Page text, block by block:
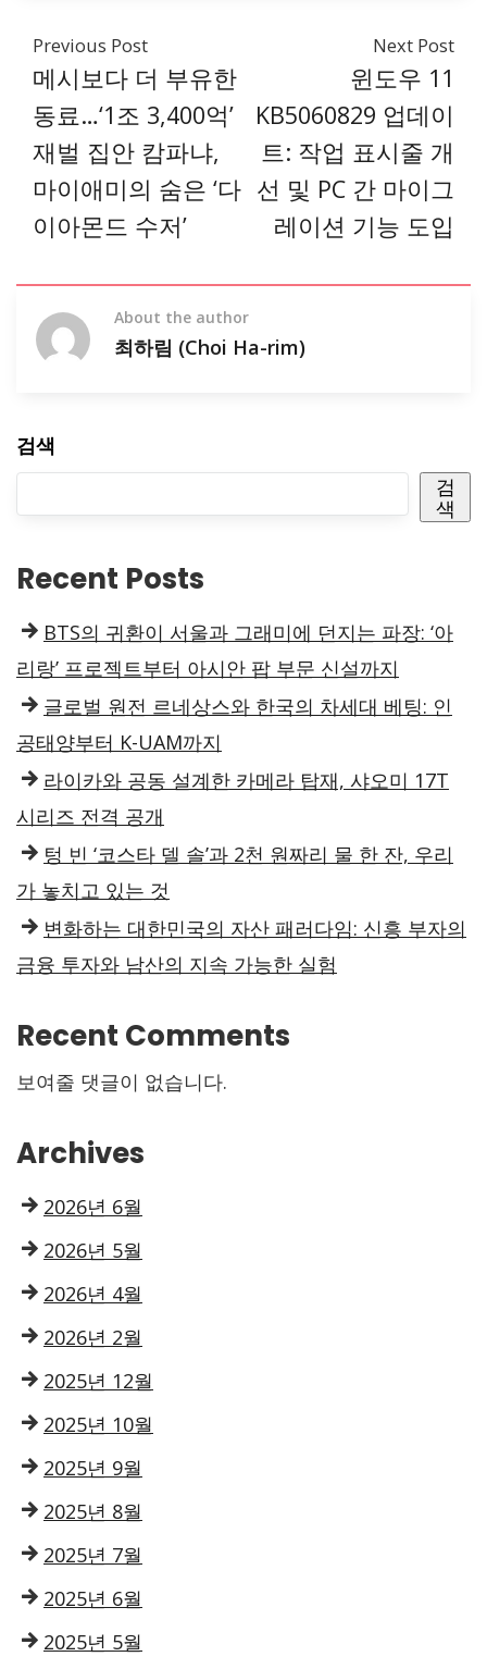
Previous Post
메시보다 더 부유한
동료…‘1조 3,400억’
재벌 집안 캄파냐,
마이애미의 숨은 ‘다
이아몬드 수저’
Next Post
윈도우 11
KB5060829 업데이
트: 작업 표시줄 개
선 및 PC 간 마이그
레이션 기능 도입
About the author
최하림 (Choi Ha-rim)
검색
검
색
Recent Posts
BTS의 귀환이 서울과 그래미에 던지는 파장: ‘아
리랑’ 프로젝트부터 아시안 팝 부문 신설까지
글로벌 원전 르네상스와 한국의 차세대 베팅: 인
공태양부터 K-UAM까지
라이카와 공동 설계한 카메라 탑재, 샤오미 17T
시리즈 전격 공개
텅 빈 ‘코스타 델 솔’과 2천 원짜리 물 한 잔, 우리
가 놓치고 있는 것
변화하는 대한민국의 자산 패러다임: 신흥 부자의
금융 투자와 남산의 지속 가능한 실험
Recent Comments
보여줄 댓글이 없습니다.
Archives
2026년 6월
2026년 5월
2026년 4월
2026년 2월
2025년 12월
2025년 10월
2025년 9월
2025년 8월
2025년 7월
2025년 6월
2025년 5월